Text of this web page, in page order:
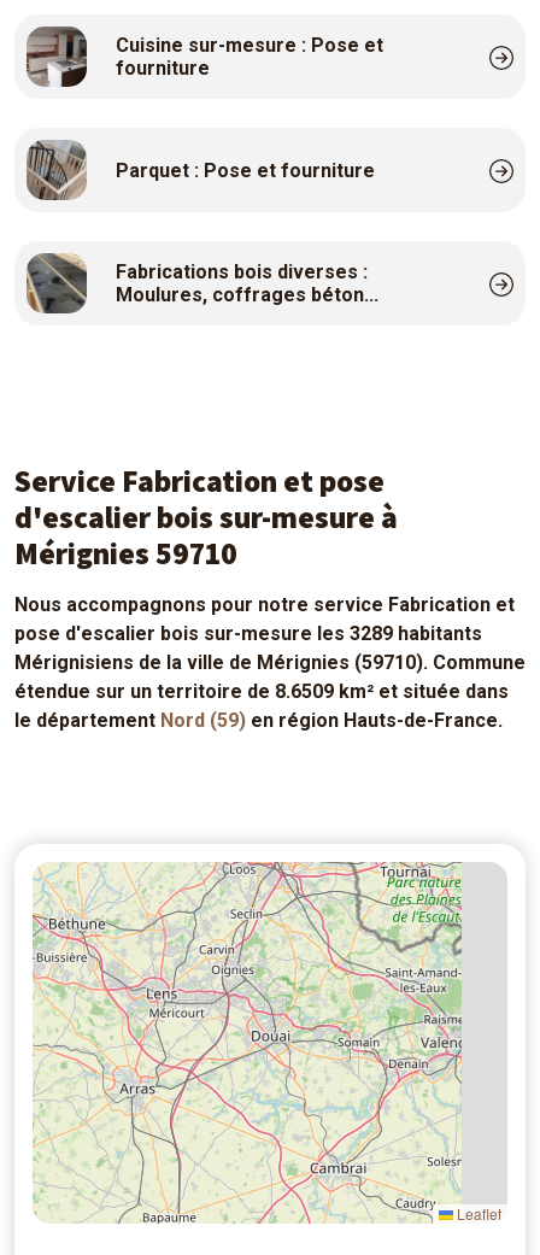
Cuisine sur-mesure : Pose et
fourniture
Parquet : Pose et fourniture
Fabrications bois diverses :
Moulures, coffrages béton...
Service Fabrication et pose
d'escalier bois sur-mesure à
Mérignies 59710
Nous accompagnons pour notre service Fabrication et
pose d'escalier bois sur-mesure les 3289 habitants
Mérignisiens de la ville de Mérignies (59710). Commune
étendue sur un territoire de 8.6509 km² et située dans
le département Nord (59) en région Hauts-de-France.
4
5
3
14
Leaflet